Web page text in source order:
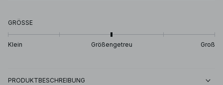
GRÖSSE
Klein Größengetreu Groß
PRODUKTBESCHREIBUNG